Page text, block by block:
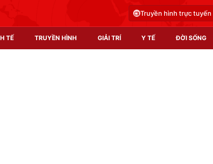
Truyền hình trực tuyến
TẾ TRUYỀN HÌNH GIẢI TRÍ Y TẾ ĐỜI SỐNG